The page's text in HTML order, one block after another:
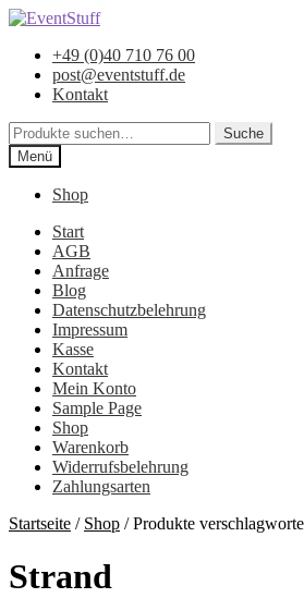
Zur
springen
Zum
springen+49 (0)40 710 76 00
post@eventstuff.de
Kontakt
Suche
nach:
Suche
Menü
Shop
Start
AGB
Anfrage
Blog
Datenschutzbelehrung
Impressum
Kasse
Kontakt
Mein Konto
Sample Page
Shop
Warenkorb
Widerrufsbelehrung
Zahlungsarten
Startseite / Shop /Produkte
Strand